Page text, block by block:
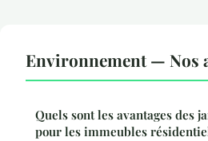
Environnement — Nos
Quels sont les avantages des
pour les immeubles